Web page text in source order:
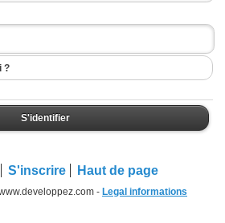
?
S'identifier
S'inscrire Haut de page
- Legal informations